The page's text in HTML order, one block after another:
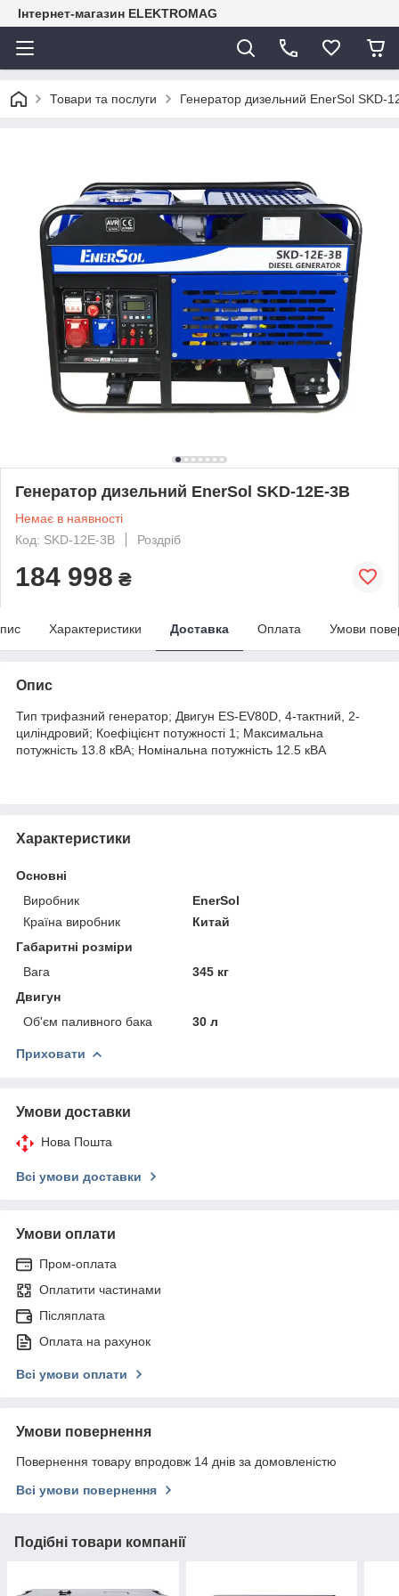
Інтернет-магазин ELEKTROMAG
Товари та послуги Генератор дизельний EnerSol SKD-
Генератор дизельний EnerSol SKD-12E-3B
Немає в наявності
Код: SKD-12E-3B
Роздріб
184 998 ₴
Характеристики Доставка Оплата Умови
Опис
Тип трифазний генератор; Двигун ES-EV80D, 4-тактний, 2-
циліндровий; Коефіцієнт потужності 1; Максимальна
потужність 13.8 кВА; Номінальна потужність 12.5 кВА
Характеристики
Основні
Виробник
EnerSol
Країна виробник
Китай
Габаритні розміри
Вага
345 кг
Двигун
Об'єм паливного бака
30 л
Приховати
Умови доставки
Нова Пошта
Всі умови доставки
Умови оплати
Пром-оплата
Оплатити частинами
Післяплата
Оплата на рахунок
Всі умови оплати
Умови повернення
Повернення товару впродовж 14 днів за домовленістю
Всі умови повернення
Подібні товари компанії